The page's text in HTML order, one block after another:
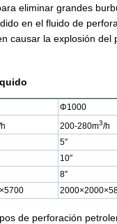
eliminar grandes
en el fluido de
causar la explosión
Φ1000
200-280m3/h
5″
10″
8″
de perforación